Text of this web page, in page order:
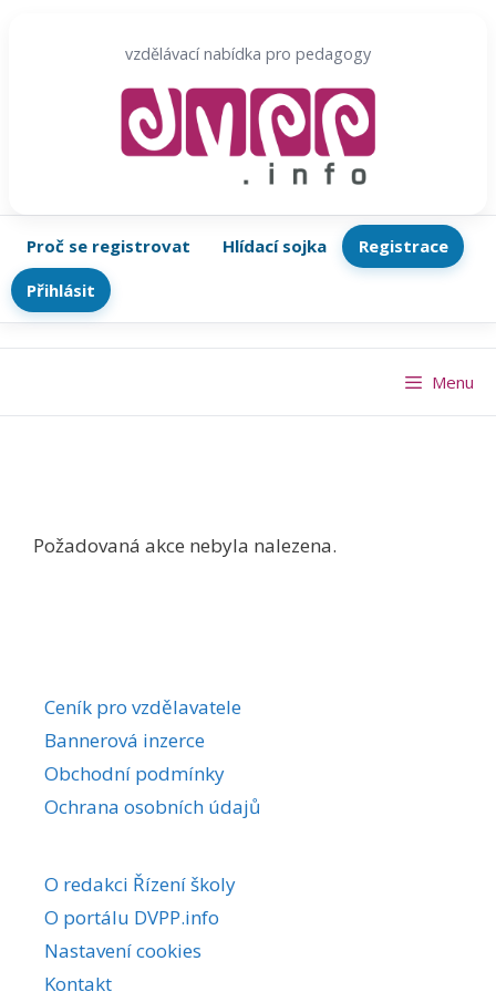
vzdělávací nabídka pro pedagogy
Proč se registrovat Hlídací sojka
Registrace
Přihlásit
Požadovaná akce nebyla nalezena.
Menu
Ceník pro vzdělavatele
Bannerová inzerce
Obchodní podmínky
Ochrana osobních údajů
O redakci Řízení školy
O portálu DVPP.info
Nastavení cookies
Kontakt